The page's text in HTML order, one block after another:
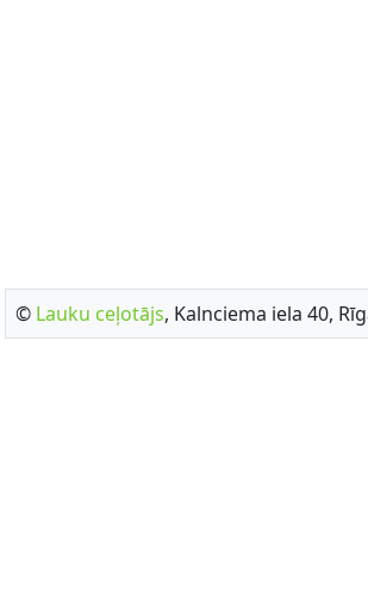
© Lauku ceļotājs, Kalnciema iela 40,